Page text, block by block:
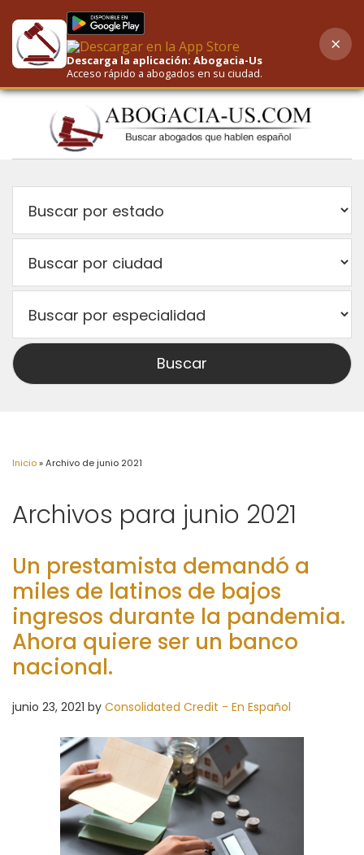
AI-Powered Search
Inicio»Archivo de junio 2021
Archivos para junio 2021
Un prestamista demandó a
miles de latinos de bajos
ingresos durante la pandemia.
Ahora quiere ser un banco
nacional.
junio 23, 2021 by Consolidated Credit - En Español
Descarga la aplicación: Abogacia-Us
Acceso rápido a abogados en su ciudad.
×